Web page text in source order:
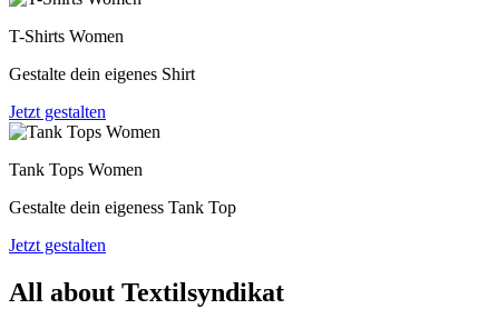
T-Shirts Women
Gestalte dein eigenes Shirt
Jetzt gestalten
Tank Tops Women
Gestalte dein eigeness Tank Top
Jetzt gestalten
All about Textilsyndikat